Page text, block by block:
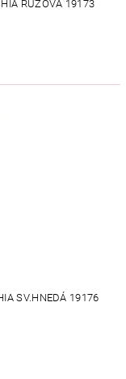
RUŽOVÁ 19173
SV.HNEDÁ 19176